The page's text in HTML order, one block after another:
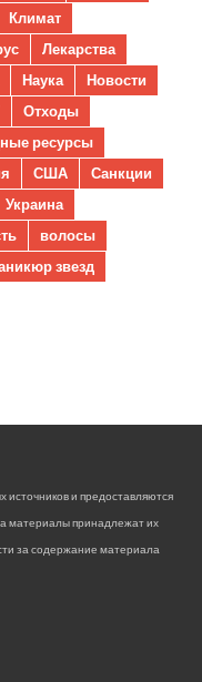
Климат
Лекарства
Наука
Новости
Отходы
ресурсы
США
Санкции
Украина
волосы
звезд
и предоставляются
материалы принадлежат их
за содержание материала